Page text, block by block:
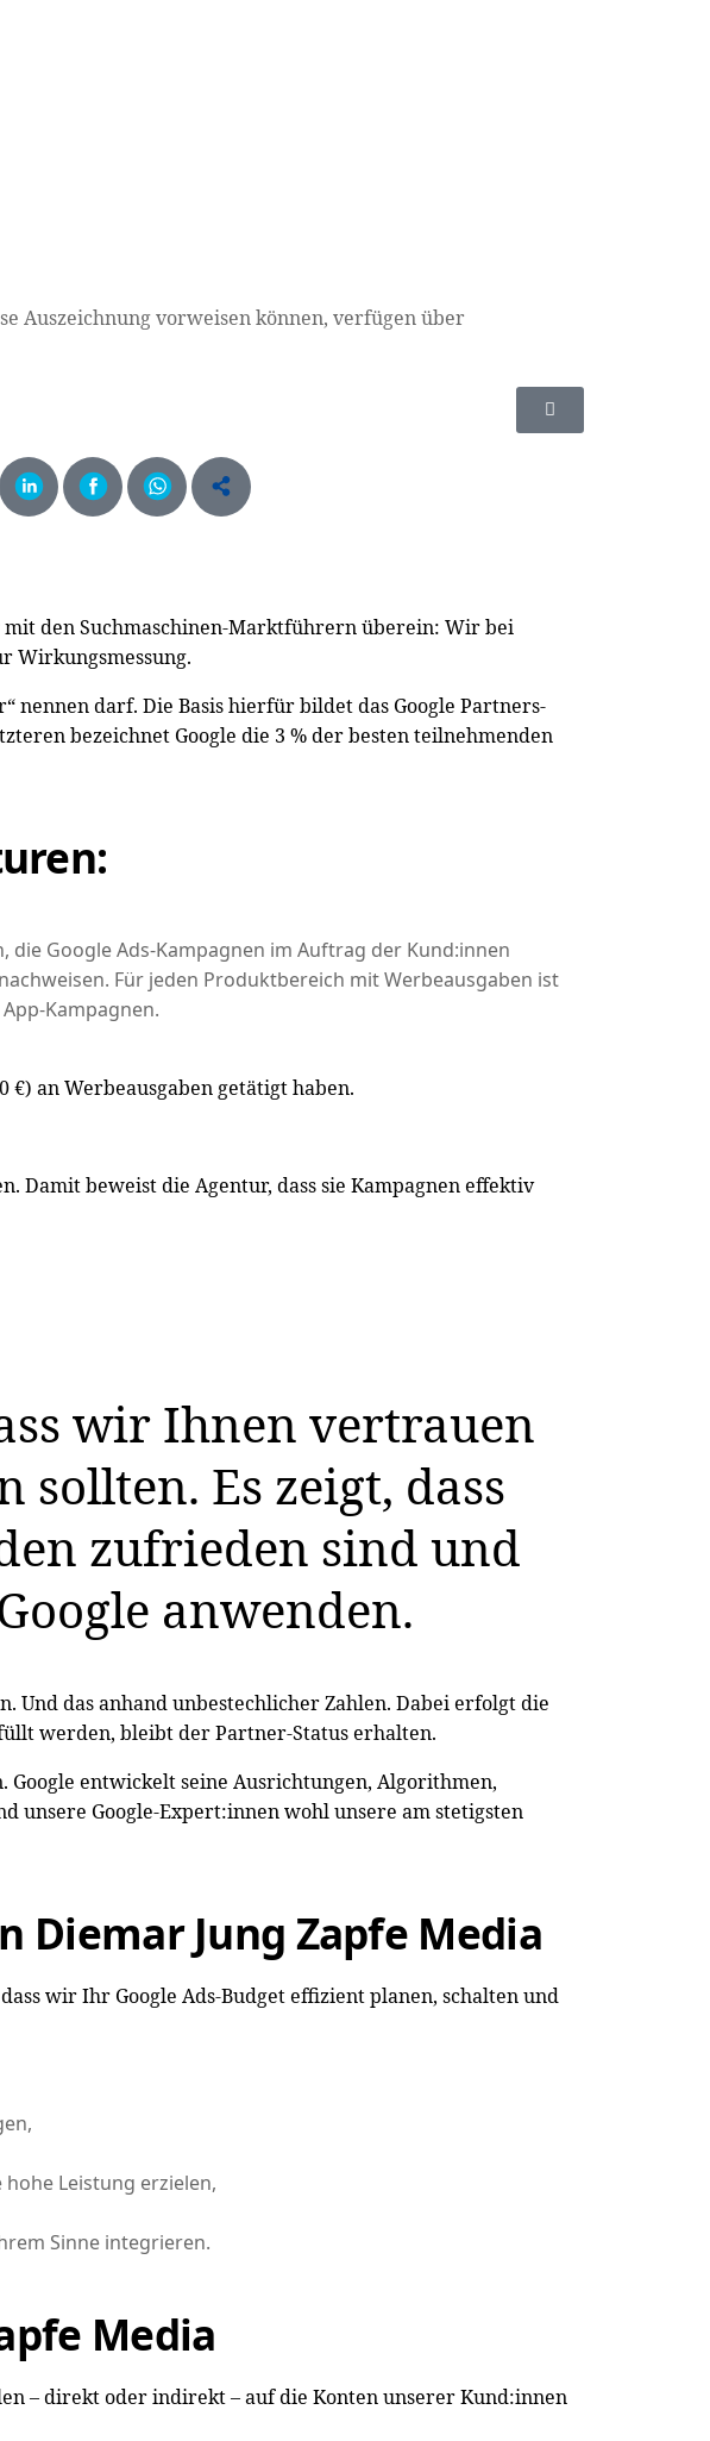
Auszeichnung vorweisen können, verfügen über
mit den Suchmaschinen-Marktführern überein: Wir bei
Wirkungsmessung.
nennen darf. Die Basis hierfür bildet das Google Partners-
bezeichnet Google die 3 % der besten teilnehmenden
Google Ads-Kampagnen im Auftrag der Kund:innen
Für jeden Produktbereich mit Werbeausgaben ist
Kampagnen.
€) an Werbeausgaben getätigt haben.
Damit beweist die Agentur, dass sie Kampagnen effektiv
wir Ihnen vertrauen
Es zeigt, dass
zufrieden sind und
anwenden.
Und das anhand unbestechlicher Zahlen. Dabei erfolgt die
werden, bleibt der Partner-Status erhalten.
entwickelt seine Ausrichtungen, Algorithmen,
unsere Google-Expert:innen wohl unsere am stetigsten
Diemar Jung Zapfe Media
wir Ihr Google Ads-Budget effizient planen, schalten und
Leistung erzielen,
Sinne integrieren.
Media
– direkt oder indirekt – auf die Konten unserer Kund:innen